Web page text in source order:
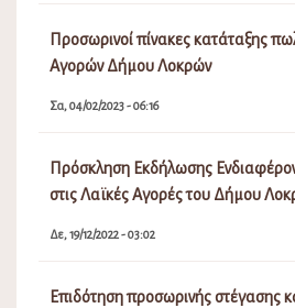
Προσωρινοί πίνακες κατάταξης
Αγορών Δήμου Λοκρών
Σα, 04/02/2023 - 06:16
Πρόσκληση Εκδήλωσης
στις Λαϊκές Αγορές του Δήμου
Δε, 19/12/2022 - 03:02
Επιδότηση προσωρινής στέγασης